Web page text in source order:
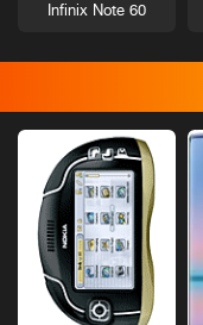
Infinix Note 60